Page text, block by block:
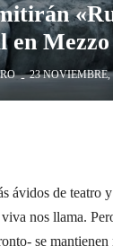
en
- 23 NOVIEMBRE,
ávidos de teatro
nos llama.
se